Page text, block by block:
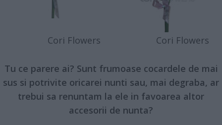
Cori Flowers Cori Flowers
Tu ce parere ai? Sunt frumoase cocardele de mai
sus si potrivite oricarei nunti sau, mai degraba, ar
trebui sa renuntam la ele in favoarea altor
accesorii de nunta?